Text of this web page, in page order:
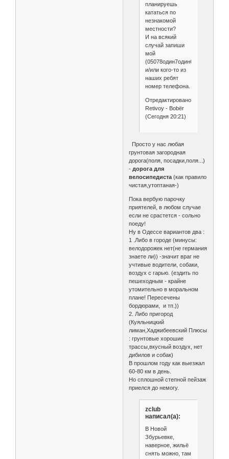
планируешь
кататься по
незнакомой
местности?
И на всякий
случай запиши
мой
(05078один7один68)
и/или кого-то из
наших ребят
номер телефона.
Отредактировано
Retivoy - Bobёr
(Сегодня 20:21)
Просто у нас любая
грунтовая загородная
дорога(поля, посадки,поля...)
- дорога для
велосипедиста (как правило
чистая,утоптаная-)
Пока вербую парочку
приятелей, в любом случае
если не срастется - сольно
поеду!
Ну в Одессе вариантов два :
1 .Либо в городе (минусы:
велодорожек нет(не германия
знаете ли)) -значит враг не
учтивые водители, собаки,
воздух с гарью. (ездить по
пешеходным - крайне
утомительно в моральном
плане! Пересечены
бордюрами, и тп.))
2. Либо пригород
(Куяльницкий
лиман,Хаджибеевский Плюсы
: грунтовые хорошие
трассы,вкусный воздух, нет
дибилов и собак)
В прошлом году как выезжал
60-80 км в день.
Но сплошной степной пейзаж
приелся до немогу.
zclub
написал(а):
В Новой
Збурьевке,
наверное, жильё
снять можно, там